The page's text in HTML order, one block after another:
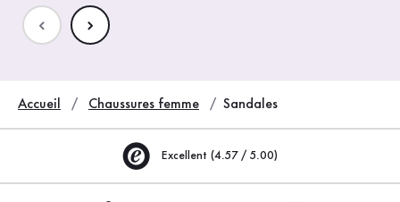
Accueil Chaussures femme Sandales
Excellent (4.57 / 5.00)